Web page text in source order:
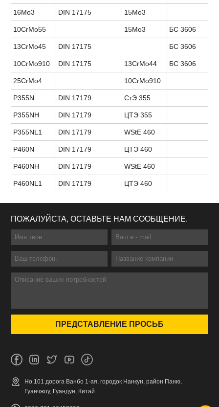
16Mo3 DIN 17175 15Мо3
10CrMo55 15Мо3 БС 3606
13CrMo45 DIN 17175 БС 3606
10CrMo910 DIN 17175 13CrMo44 БС 3606
25CrMo4 10CrMo910
P355N DIN 17179 СтЭ 355
P355NH DIN 17179 ЦТЭ 355
P355NL1 DIN 17179 WStE 460
P460N DIN 17179 ЦТЭ 460
P460NH DIN 17179 WStE 460
P460NL1 DIN 17179 ЦТЭ 460
ПОЖАЛУЙСТА, ОСТАВЬТЕ НАМ СООБЩЕНИЕ.
Но.101 дорога Ванбо 1-ая, городок Нанкун, район Паню,
Гуанчжоу, Гуандун, Китай